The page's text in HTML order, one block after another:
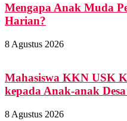
Mengapa Anak Muda
Harian?
8 Agustus 2026
Mahasiswa KKN USK
kepada Anak-anak
8 Agustus 2026